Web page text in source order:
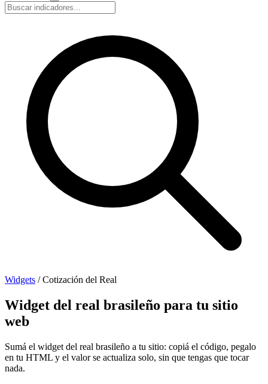
Widgets / Cotización del Real
Widget del real brasileño para tu sitio
web
Sumá el widget del real brasileño a tu sitio: copiá el código, pegalo
en tu HTML y el valor se actualiza solo, sin que tengas que tocar
nada.